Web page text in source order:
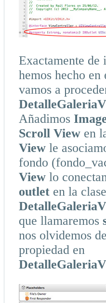
Exactamente de
hemos hecho en
vamos a
Añadimos
Scroll View en
View le
fondo
View lo
outlet en la clase
que llamaremos
nos olvidemos de
propiedad en